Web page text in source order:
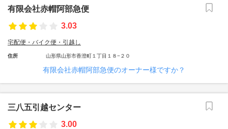
有限会社赤帽阿部急便
3.03
宅配便・バイク便・引越し
住所 山形県山形市香澄町１丁目１８−２０
有限会社赤帽阿部急便のオーナー様ですか？
三八五引越センター
3.00